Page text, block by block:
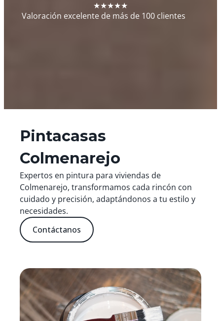
★★★★★
Valoración excelente de más de 100 clientes
Pintacasas
Colmenarejo
Expertos en pintura para viviendas de
Colmenarejo, transformamos cada rincón con
cuidado y precisión, adaptándonos a tu estilo y
necesidades.
Contáctanos